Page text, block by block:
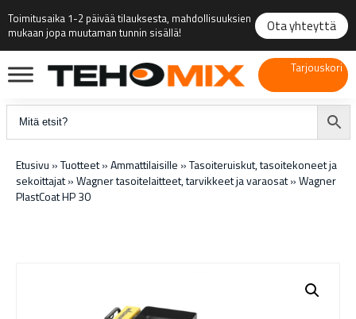
Toimitusaika 1-2 päivää tilauksesta, mahdollisuuksien
mukaan jopa muutaman tunnin sisällä!
Ota yhteyttä
Tarjouskori
Etusivu »Tuotteet»Ammattilaisille »Tasoiteruiskut, tasoitekoneet ja
sekoittajat»Wagner tasoitelaitteet, tarvikkeet ja varaosat»Wagner
PlastCoat HP 30